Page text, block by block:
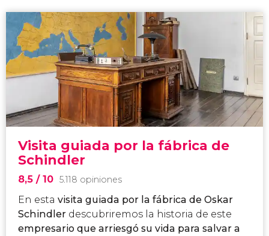
Visita guiada por la fábrica de
Schindler
8,5 / 10 5.118 opiniones
En esta visita guiada por la fábrica de Oskar
Schindler descubriremos la historia de este
empresario que arriesgó su vida para salvar a